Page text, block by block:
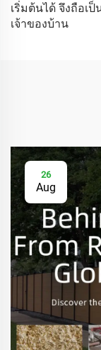
เริ่มต้นได้ จึงถือเ
เจ้าของบ้าน
26
Aug